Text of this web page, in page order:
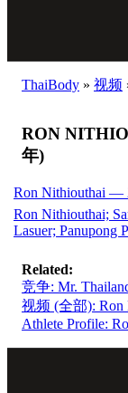
ThaiBody » 视频
RON
年)
Ron Nithiouthai —
Ron Nithiouthai;
Lasuer; Panupong
Related:
竞争: Mr.
视频 (全部): Ron
Athlete Profile: